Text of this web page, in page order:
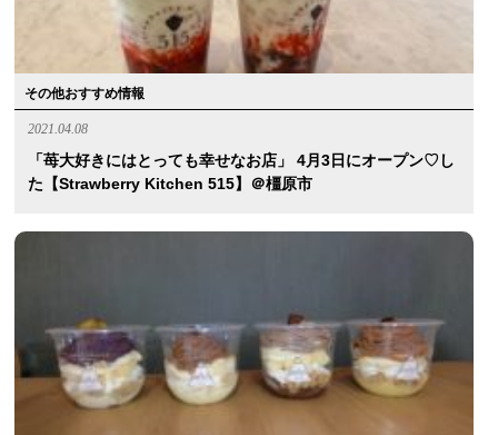
その他おすすめ情報
2021.04.08
「苺大好きにはとっても幸せなお店」 4月3日にオープン♡し
た【strawberry Kitchen 515】＠橿原市